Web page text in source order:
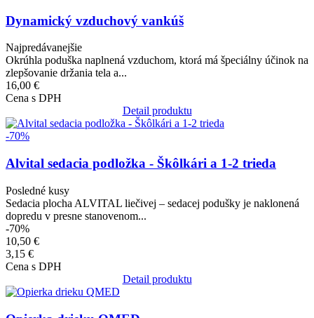
Dynamický vzduchový vankúš
Najpredávanejšie
Okrúhla poduška naplnená vzduchom, ktorá má špeciálny účinok na
zlepšovanie držania tela a...
16,00 €
Cena s DPH
Detail produktu
Obrázok
-70%
Alvital sedacia podložka - Škôlkári a 1-2 trieda
Posledné kusy
Sedacia plocha ALVITAL liečivej – sedacej podušky je naklonená
dopredu v presne stanovenom...
-70%
10,50 €
3,15 €
Cena s DPH
Detail produktu
Obrázok